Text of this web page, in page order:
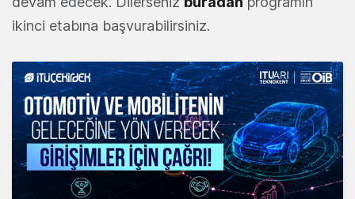
ikinci etabına başvurabilirsiniz.